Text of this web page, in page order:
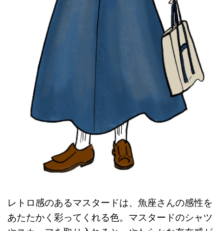
レトロ感のあるマスタードは、魚座さんの感性を
あたたかく彩ってくれる色。マスタードのシャツ